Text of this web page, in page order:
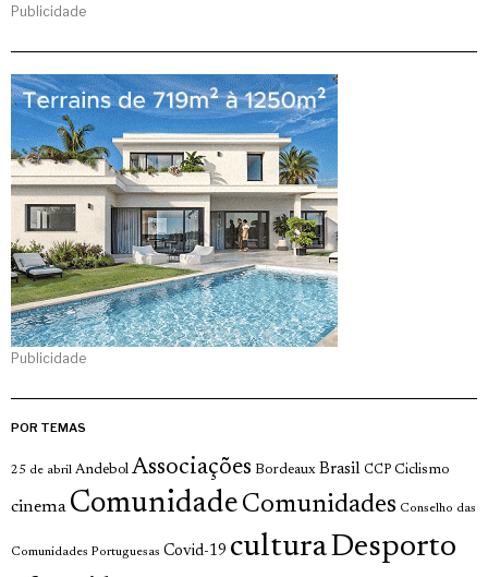
Publicidade
Publicidade
POR TEMAS
25 de abril Andebol Associações Bordeaux Brasil CCP Ciclismo
cinema Comunidade Comunidades Conselho das
Comunidades Portuguesas Covid-19 culturaDesporto